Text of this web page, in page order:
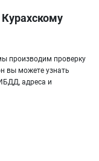
производим проверку
вы можете узнать
адреса и